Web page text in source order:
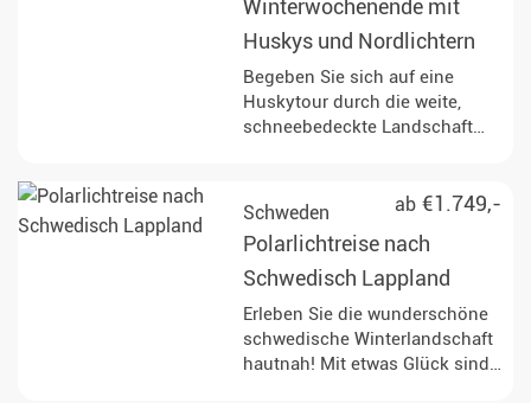
Winterwochenende mit
Huskys und Nordlichtern
Begeben Sie sich auf eine
Huskytour durch die weite,
schneebedeckte Landschaft
ihren Schönheiten.ab €1.749,-
Schweden
Polarlichtreise nach
Schwedisch Lappland
Erleben Sie die wunderschöne
schwedische Winterlandschaft
hautnah! Mit etwas Glück sind